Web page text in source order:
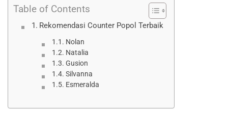
Table of Contents
Rekomendasi Counter Popol Terbaik
Nolan
Natalia
Gusion
Silvanna
Esmeralda